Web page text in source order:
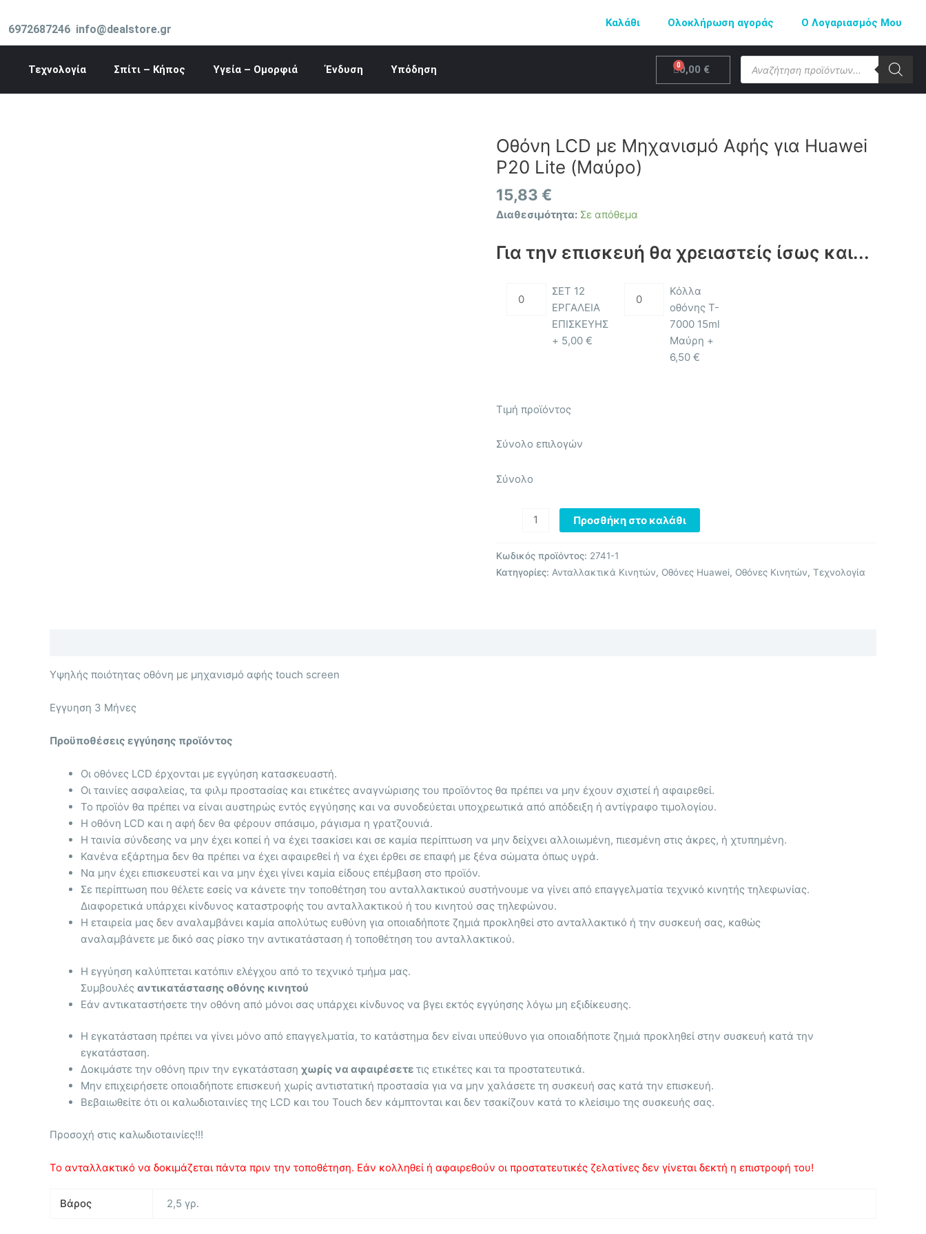
στο6972687246 info@dealstore.gr Καλάθι Ολοκλήρωση αγοράς Ο Λογαριασμός Μου
Τεχνολογία Σπίτι – Κήπος Υγεία – Ομορφιά Ένδυση Υπόδηση 0,00 €
Cart
Products
search
Οθόνη LCD με Μηχανισμό Αφής για Huawei
P20 Lite (Μαύρο)
15,83 €
Διαθεσιμότητα: Σε απόθεμα
Για την επισκευή θα χρειαστείς ίσως και...
ΣΕΤ 12
ΕΡΓΑΛΕΙΑ
ΕΠΙΣΚΕΥΗΣ
+ 5,00 €
Κόλλα
οθόνης T-
7000 15ml
Μαύρη +
6,50 €
Τιμή προϊόντος
Σύνολο επιλογών
Σύνολο
Οθόνη
LCD
με
Μηχανισμό
Αφής
P20
ποσότητα
Προσθήκη στο καλάθι
Κωδικός προϊόντος: 2741-1
Κατηγορίες: Ανταλλακτικά Κινητών, Οθόνες Huawei, Οθόνες Κινητών, Τεχνολογία
Υψηλής ποιότητας οθόνη με μηχανισμό αφής touch screen
Eγγυηση 3 Μήνες
Προϋποθέσεις εγγύησης προϊόντος
Οι οθόνες LCD έρχονται με εγγύηση κατασκευαστή.
Οι ταινίες ασφαλείας, τα φιλμ προστασίας και ετικέτες αναγνώρισης του προϊόντος θα πρέπει να μην έχουν σχιστεί ή αφαιρεθεί.
Το προϊόν θα πρέπει να είναι αυστηρώς εντός εγγύησης και να συνοδεύεται υποχρεωτικά από απόδειξη ή αντίγραφο τιμολογίου.
Η οθόνη LCD και η αφή δεν θα φέρουν σπάσιμο, ράγισμα η γρατζουνιά.
Η ταινία σύνδεσης να μην έχει κοπεί ή να έχει τσακίσει και σε καμία περίπτωση να μην δείχνει αλλοιωμένη, πιεσμένη στις άκρες, ή χτυπημένη.
Κανένα εξάρτημα δεν θα πρέπει να έχει αφαιρεθεί ή να έχει έρθει σε επαφή με ξένα σώματα όπως υγρά.
Να μην έχει επισκευστεί και να μην έχει γίνει καμία είδους επέμβαση στο προϊόν.
Σε περίπτωση που θέλετε εσείς να κάνετε την τοποθέτηση του ανταλλακτικού συστήνουμε να γίνει από επαγγελματία τεχνικό κινητής τηλεφωνίας.
Διαφορετικά υπάρχει κίνδυνος καταστροφής του ανταλλακτικού ή του κινητού σας τηλεφώνου.
Η εταιρεία μας δεν αναλαμβάνει καμία απολύτως ευθύνη για οποιαδήποτε ζημιά προκληθεί στο ανταλλακτικό ή την συσκευή σας, καθώς
αναλαμβάνετε με δικό σας ρίσκο την αντικατάσταση ή τοποθέτηση του ανταλλακτικού.
Η εγγύηση καλύπτεται κατόπιν ελέγχου από το τεχνικό τμήμα μας.
Συμβουλές αντικατάστασης οθόνης κινητού
Εάν αντικαταστήσετε την οθόνη από μόνοι σας υπάρχει κίνδυνος να βγει εκτός εγγύησης λόγω μη εξιδίκευσης.
Η εγκατάσταση πρέπει να γίνει μόνο από επαγγελματία, το κατάστημα δεν είναι υπεύθυνο για οποιαδήποτε ζημιά προκληθεί στην συσκευή κατά την
εγκατάσταση.
Δοκιμάστε την οθόνη πριν την εγκατάσταση χωρίς να αφαιρέσετε τις ετικέτες και τα προστατευτικά.
Μην επιχειρήσετε οποιαδήποτε επισκευή χωρίς αντιστατική προστασία για να μην χαλάσετε τη συσκευή σας κατά την επισκευή.
Βεβαιωθείτε ότι οι καλωδιοταινίες της LCD και του Touch δεν κάμπτονται και δεν τσακίζουν κατά το κλείσιμο της συσκευής σας.
Προσοχή στις καλωδιοταινίες!!!
Το ανταλλακτικό να δοκιμάζεται πάντα πριν την τοποθέτηση. Εάν κολληθεί ή αφαιρεθούν οι προστατευτικές ζελατίνες δεν γίνεται δεκτή η επιστροφή του!
Βάρος 2,5 γρ.